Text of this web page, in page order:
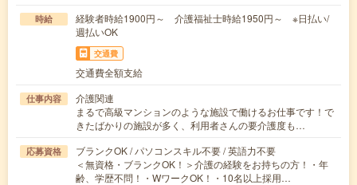
時給
経験者時給1900円～ 介護福祉士時給1950円～ ※日払い/
週払いOK
交通費
交通費全額支給
仕事内容
介護関連
まるで高級マンションのような施設で働けるお仕事です！で
きたばかりの施設が多く、利用者さんの要介護度も…
応募資格
ブランクOK / パソコンスキル不要 / 英語力不要
＜無資格・ブランクOK！＞介護の経験をお持ちの方！・年
齢、学歴不問！・WワークOK！・10名以上採用…